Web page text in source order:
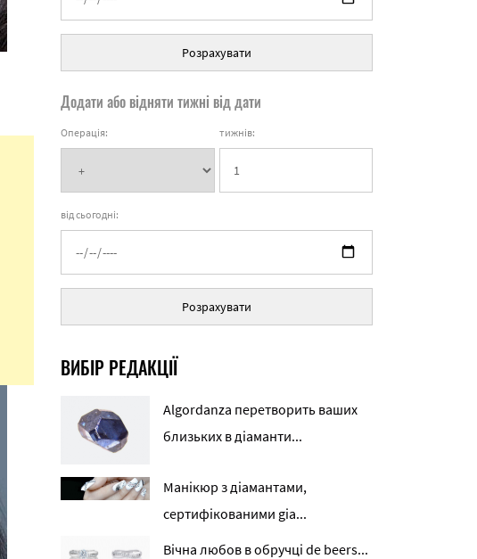
Розрахувати
Додати або відняти тижні від дати
Операція: тижнів:
від сьогодні:
Розрахувати
ВИБІР РЕДАКЦІЇ
Algordanza перетворить ваших
близьких в діаманти...
Манікюр з діамантами,
сертифікованими gia...
Вічна любов в обручці de beers...